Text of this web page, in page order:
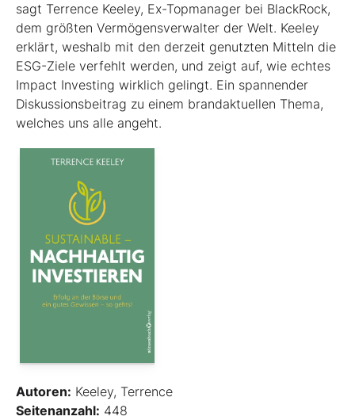
sagt Terrence Keeley, Ex-Topmanager bei BlackRock,
dem größten Vermögensverwalter der Welt. Keeley
erklärt, weshalb mit den derzeit genutzten Mitteln die
ESG-Ziele verfehlt werden, und zeigt auf, wie echtes
Impact Investing wirklich gelingt. Ein spannender
Diskussionsbeitrag zu einem brandaktuellen Thema,
welches uns alle angeht.
Autoren: Keeley, Terrence
Seitenanzahl: 448